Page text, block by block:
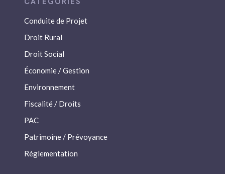
Conduite de Projet
Droit Rural
Droit Social
Économie / Gestion
Environnement
Fiscalité / Droits
PAC
Patrimoine / Prévoyance
Réglementation